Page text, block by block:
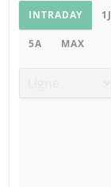
Graphique
INTRADAY 1J
5A MAX